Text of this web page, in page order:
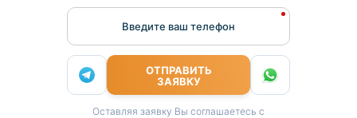
Введите ваш телефон
ОТПРАВИТЬ
ЗАЯВКУ
Оставляя заявку Вы соглашаетесь с